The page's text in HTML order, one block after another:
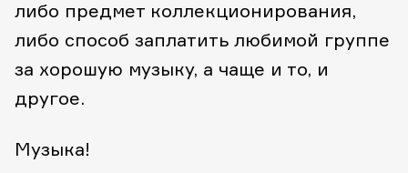
либо предмет коллекционирования,
либо способ заплатить любимой группе
за хорошую музыку, а чаще и то, и
другое.
Музыка!